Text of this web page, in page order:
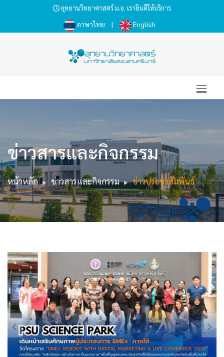
อุทยานวิทยาศาสตร์ ม.อ. เรายินดีให้บริการ
ภาษาไทย | English
ข่าวสารและกิจกรรม
หน้าหลัก ข่าวสารและกิจกรรม ข่าวประชาสัมพันธ์